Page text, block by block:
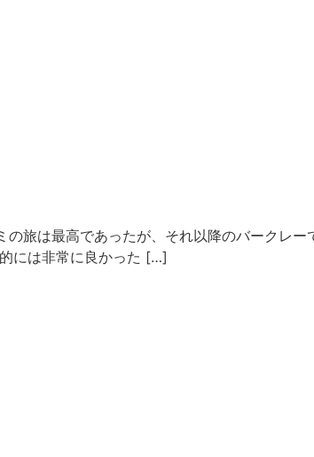
旅は最高であったが、それ以降のバークレ
には非常に良かった […]